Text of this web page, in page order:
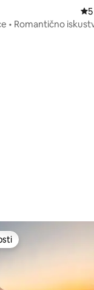
58
• Romantično
s